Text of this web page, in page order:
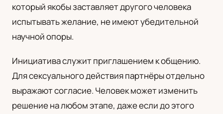
который якобы заставляет другого человека
испытывать желание, не имеют убедительной
научной опоры.
Инициатива служит приглашением к общению.
Для сексуального действия партнёры отдельно
выражают согласие. Человек может изменить
решение на любом этапе, даже если до этого